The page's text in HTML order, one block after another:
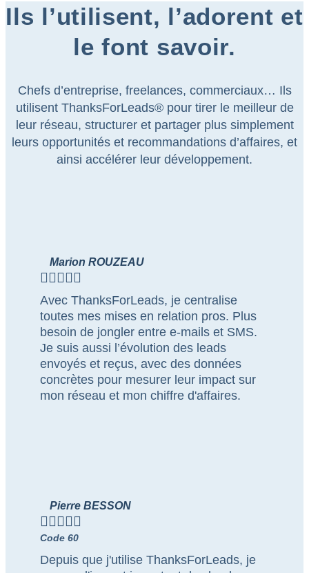
Ils l’utilisent, l’adorent et
le font savoir.
Chefs d’entreprise, freelances, commerciaux… Ils
utilisent ThanksForLeads® pour tirer le meilleur de
leur réseau, structurer et partager plus simplement
leurs opportunités et recommandations d’affaires, et
ainsi accélérer leur développement.
Marion ROUZEAU

Avec ThanksForLeads, je centralise
toutes mes mises en relation pros. Plus
besoin de jongler entre e-mails et SMS.
Je suis aussi l’évolution des leads
envoyés et reçus, avec des données
concrètes pour mesurer leur impact sur
mon réseau et mon chiffre d'affaires.
Pierre BESSON

Code 60
Depuis que j'utilise ThanksForLeads, je